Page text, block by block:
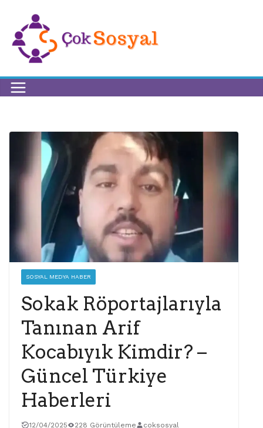
SOSYAL MEDYA HABER
Sokak Röportajlarıyla
Tanınan Arif
Kocabıyık Kimdir? –
Güncel Türkiye
Haberleri
12/04/2025 228 Görüntüleme coksosyal